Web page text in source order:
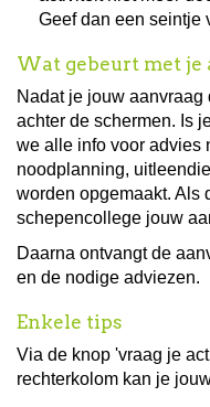
Geef dan een seintje
Wat gebeurt met je
Nadat je jouw
achter de schermen. Is
we alle info voor advies
noodplanning,
worden opgemaakt. Als
schepencollege jouw
Daarna ontvangt de
en de nodige adviezen.
Enkele tips
Via de knop 'vraag je
rechterkolom kan je